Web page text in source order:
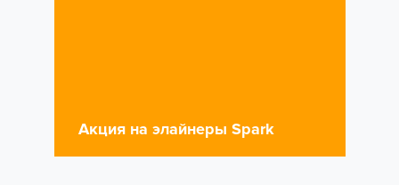
Акция на элайнеры Spark